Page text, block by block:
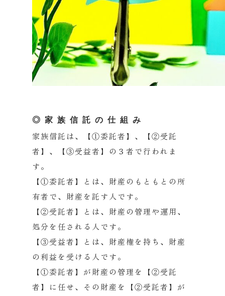
◎家族信託の仕組み
家族信託は、【①委託者】、【②受託
者】、【③受益者】の３者で行われま
す。
【①委託者】とは、財産のもともとの所
有者で、財産を託す人です。
【②受託者】とは、財産の管理や運用、
処分を任される人です。
【③受益者】とは、財産権を持ち、財産
の利益を受ける人です。
【①委託者】が財産の管理を【②受託
者】に任せ、その財産を【②受託者】が